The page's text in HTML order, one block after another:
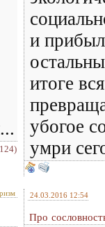
и
итоге
убогое
умри
24.03.2016 12:54
Про